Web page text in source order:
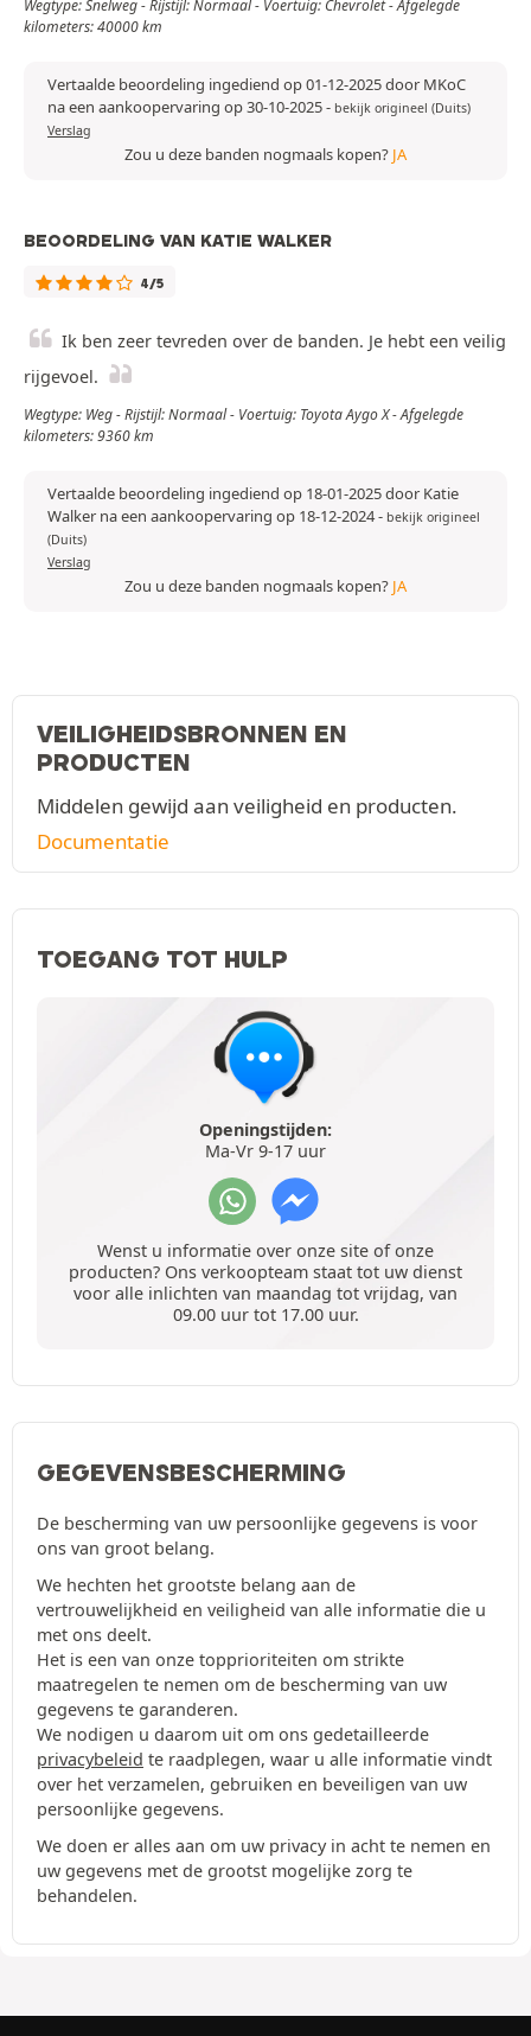
Wegtype: Snelweg - Rijstijl: Normaal - Voertuig: Chevrolet - Afgelegde
kilometers: 40000 km
Vertaalde beoordeling ingediend op 01-12-2025 door MKoC
na een aankoopervaring op 30-10-2025- bekijk origineel (Duits)
Verslag
Zou u deze banden nogmaals kopen? JA
BEOORDELING VAN KATIE WALKER
4/5
Ik ben zeer tevreden over de banden. Je hebt een veilig
rijgevoel.
Wegtype: Weg - Rijstijl: Normaal - Voertuig: Toyota Aygo X - Afgelegde
kilometers: 9360 km
Vertaalde beoordeling ingediend op 18-01-2025 door Katie
Walker na een aankoopervaring op 18-12-2024- bekijk origineel
(Duits)
Verslag
Zou u deze banden nogmaals kopen? JA
VEILIGHEIDSBRONNEN EN
PRODUCTEN
Middelen gewijd aan veiligheid en producten.
Documentatie
TOEGANG TOT HULP
Openingstijden:
Ma-Vr 9-17 uur
Wenst u informatie over onze site of onze
producten? Ons verkoopteam staat tot uw dienst
voor alle inlichten van maandag tot vrijdag, van
09.00 uur tot 17.00 uur.
GEGEVENSBESCHERMING
De bescherming van uw persoonlijke gegevens is voor
ons van groot belang.
We hechten het grootste belang aan de
vertrouwelijkheid en veiligheid van alle informatie die u
met ons deelt.
Het is een van onze topprioriteiten om strikte
maatregelen te nemen om de bescherming van uw
gegevens te garanderen.
We nodigen u daarom uit om ons gedetailleerde
privacybeleid te raadplegen, waar u alle informatie vindt
over het verzamelen, gebruiken en beveiligen van uw
persoonlijke gegevens.
We doen er alles aan om uw privacy in acht te nemen en
uw gegevens met de grootst mogelijke zorg te
behandelen.